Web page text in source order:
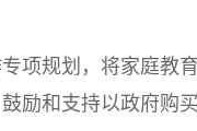
规划，将家庭教育
励和支持以政府购